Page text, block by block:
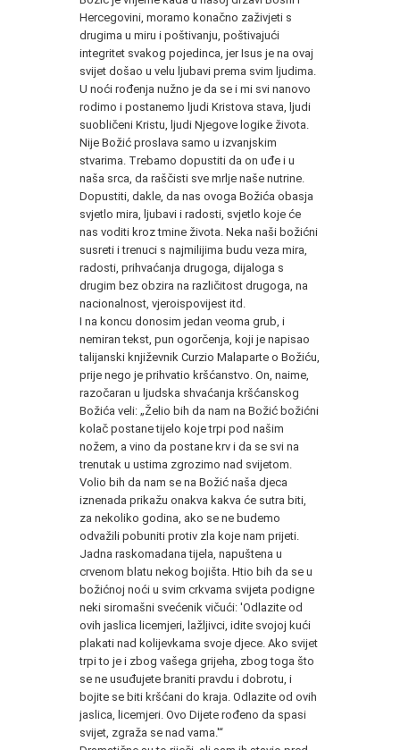
Hercegovini, moramo konačno zaživjeti s
drugima u miru i poštivanju, poštivajući
integritet svakog pojedinca, jer Isus je na ovaj
svijet došao u velu ljubavi prema svim ljudima.
U noći rođenja nužno je da se i mi svi nanovo
rodimo i postanemo ljudi Kristova stava, ljudi
suobličeni Kristu, ljudi Njegove logike života.
Nije Božić proslava samo u izvanjskim
stvarima. Trebamo dopustiti da on uđe i u
naša srca, da raščisti sve mrlje naše nutrine.
Dopustiti, dakle, da nas ovoga Božića obasja
svjetlo mira, ljubavi i radosti, svjetlo koje će
nas voditi kroz tmine života. Neka naši božićni
susreti i trenuci s najmilijima budu veza mira,
radosti, prihvaćanja drugoga, dijaloga s
drugim bez obzira na različitost drugoga, na
nacionalnost, vjeroispovijest itd.
I na koncu donosim jedan veoma grub, i
nemiran tekst, pun ogorčenja, koji je napisao
talijanski književnik Curzio Malaparte o Božiću,
prije nego je prihvatio kršćanstvo. On, naime,
razočaran u ljudska shvaćanja kršćanskog
Božića veli: „Želio bih da nam na Božić božićni
kolač postane tijelo koje trpi pod našim
nožem, a vino da postane krv i da se svi na
trenutak u ustima zgrozimo nad svijetom.
Volio bih da nam se na Božić naša djeca
iznenada prikažu onakva kakva će sutra biti,
za nekoliko godina, ako se ne budemo
odvažili pobuniti protiv zla koje nam prijeti.
Jadna raskomadana tijela, napuštena u
crvenom blatu nekog bojišta. Htio bih da se u
božićnoj noći u svim crkvama svijeta podigne
neki siromašni svećenik vičući: 'Odlazite od
ovih jaslica licemjeri, lažljivci, idite svojoj kući
plakati nad kolijevkama svoje djece. Ako svijet
trpi to je i zbog vašega grijeha, zbog toga što
se ne usuđujete braniti pravdu i dobrotu, i
bojite se biti kršćani do kraja. Odlazite od ovih
jaslica, licemjeri. Ovo Dijete rođeno da spasi
svijet, zgraža se nad vama.'“